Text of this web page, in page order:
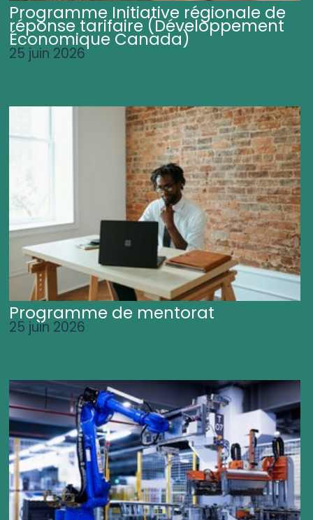
Programme Initiative régionale de
réponse tarifaire (Développement
Économique Canada)
25 juin 2026
Programme de mentorat
25 juin 2026